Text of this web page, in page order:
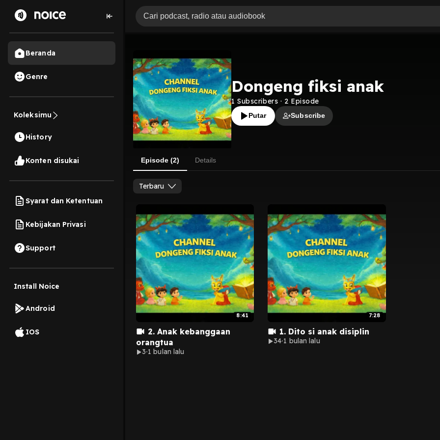
Beranda
Genre
Koleksimu
History
Konten disukai
Syarat dan Ketentuan
Kebijakan Privasi
Support
Install Noice
Android
IOS
Dongeng fiksi anak
1 Subscribers · 2 Episode
Putar Subscribe
Episode (2) Details
Terbaru
8:41
2. Anak kebanggaan
orangtua
3 1 bulan lalu
7:28
1. Dito si anak disiplin
34 1 bulan lalu